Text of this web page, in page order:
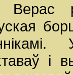
Верас
і